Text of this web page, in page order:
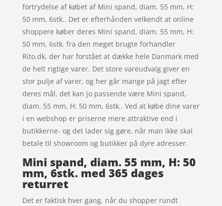
fortrydelse af købet af Mini spand, diam. 55 mm, H:
50 mm, 6stk.. Det er efterhånden velkendt at online
shoppere køber deres Mini spand, diam. 55 mm, H:
50 mm, 6stk. fra den meget brugte forhandler
Rito.dk, der har forstået at dække hele Danmark med
de helt rigtige varer. Det store vareudvalg giver en
stor pulje af varer, og her går mange på jagt efter
deres mål, det kan jo passende være Mini spand,
diam. 55 mm, H: 50 mm, 6stk.. Ved at købe dine varer
i en webshop er priserne mere attraktive end i
butikkerne- og det lader sig gøre, når man ikke skal
betale til showroom og butikker på dyre adresser.
Mini spand, diam. 55 mm, H: 50
mm, 6stk. med 365 dages
returret
Det er faktisk hver gang, når du shopper rundt